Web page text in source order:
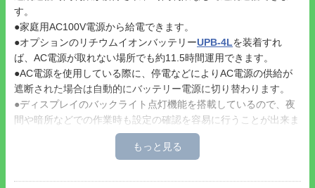
す。
●家庭用AC100V電源から給電できます。
●オプションのリチウムイオンバッテリーUPB-4Lを装着すれ
ば、AC電源が取れない場所でも約11.5時間運用できます。
●AC電源を使用している際に、停電などによりAC電源の供給が
遮断された場合は自動的にバッテリー電源に切り替わります。
●ディスプレイのバックライト点灯機能を搭載しているので、夜
間や暗所などでの作業時も設定の確認を容易に行うことが出来ま
●その他多数の業務効率化に最適な機能を搭載しています。
・レピーター保持時間設定(OFF/3秒/5秒)